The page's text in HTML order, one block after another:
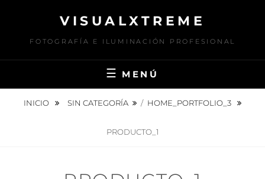
contenido
VISUALXTREME
FOTOGRAFÍA E ILUMINACIÓN PROFESIONAL
MENÚ
INICIO SIN CATEGORÍA / HOME_PORTFOLIO_3
PRODUCTO_1